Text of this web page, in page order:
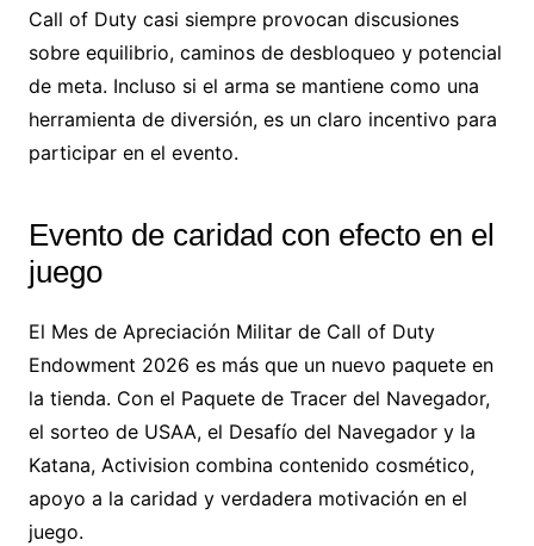
Call of Duty casi siempre provocan discusiones
sobre equilibrio, caminos de desbloqueo y potencial
de meta. Incluso si el arma se mantiene como una
herramienta de diversión, es un claro incentivo para
participar en el evento.
Evento de caridad con efecto en el
juego
El Mes de Apreciación Militar de Call of Duty
Endowment 2026 es más que un nuevo paquete en
la tienda. Con el Paquete de Tracer del Navegador,
el sorteo de USAA, el Desafío del Navegador y la
Katana, Activision combina contenido cosmético,
apoyo a la caridad y verdadera motivación en el
juego.